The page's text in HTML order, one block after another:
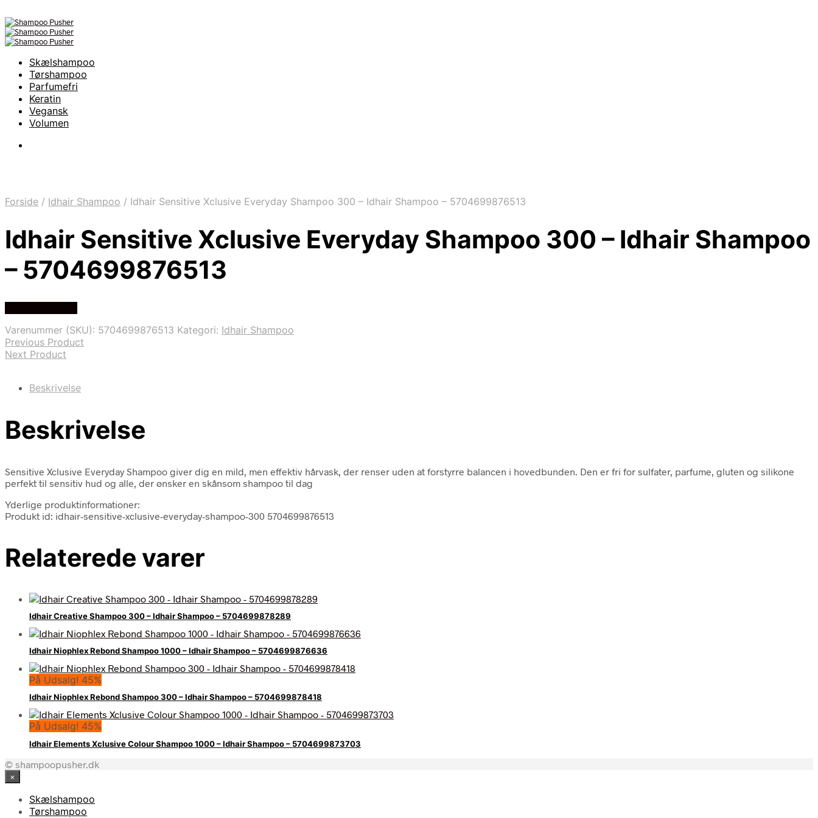
Skælshampoo
Tørshampoo
Parfumefri
Keratin
Vegansk
Volumen
Forside / Idhair Shampoo / Idhair Sensitive Xclusive Everyday Shampoo 300 – Idhair Shampoo – 5704699876513
Idhair Sensitive Xclusive Everyday Shampoo 300 – Idhair Shampoo
– 5704699876513
Varenummer (SKU): 5704699876513 Kategori: Idhair Shampoo
Previous Product
Next Product
Beskrivelse
Beskrivelse
Sensitive Xclusive Everyday Shampoo giver dig en mild, men effektiv hårvask, der renser uden at forstyrre balancen i hovedbunden. Den er fri for sulfater, parfume, gluten og silikone
perfekt til sensitiv hud og alle, der ønsker en skånsom shampoo til dag
Yderlige produktinformationer:
Produkt id: idhair-sensitive-xclusive-everyday-shampoo-300 5704699876513
Relaterede varer
Idhair Creative Shampoo 300 – Idhair Shampoo – 5704699878289
Idhair Niophlex Rebond Shampoo 1000 – Idhair Shampoo – 5704699876636
På Udsalg! 45%
Idhair Niophlex Rebond Shampoo 300 – Idhair Shampoo – 5704699878418
På Udsalg! 45%
Idhair Elements Xclusive Colour Shampoo 1000 – Idhair Shampoo – 5704699873703
© shampoopusher.dk
×
Skælshampoo
Tørshampoo